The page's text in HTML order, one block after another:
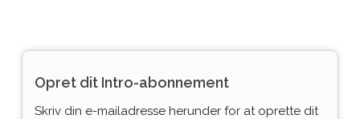
Opret dit Intro-abonnement
Skriv din e-mailadresse herunder for at oprette dit